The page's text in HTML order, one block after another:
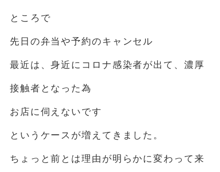
ところで
先日の弁当や予約のキャンセル
最近は、身近にコロナ感染者が出て、濃厚
接触者となった為
お店に伺えないです
というケースが増えてきました。
ちょっと前とは理由が明らかに変わって来